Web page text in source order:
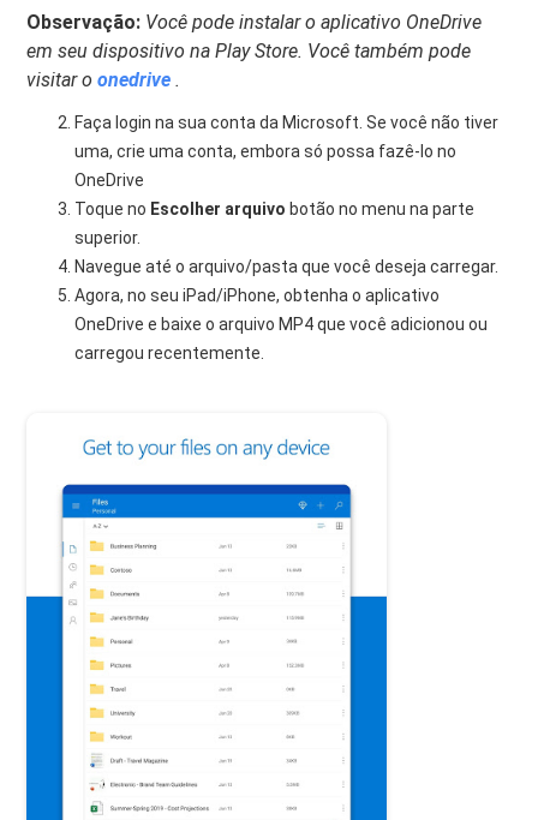
Observação: Você pode instalar o aplicativo OneDrive
em seu dispositivo na Play Store. Você também pode
visitar oonedrive .
Faça login na sua conta da Microsoft. Se você não tiver
uma, crie uma conta, embora só possa fazê-lo no
OneDrive
Toque no Escolher arquivo botão no menu na parte
superior.
Navegue até o arquivo/pasta que você deseja carregar.
Agora, no seu iPad/iPhone, obtenha o aplicativo
OneDrive e baixe o arquivo MP4 que você adicionou ou
carregou recentemente.